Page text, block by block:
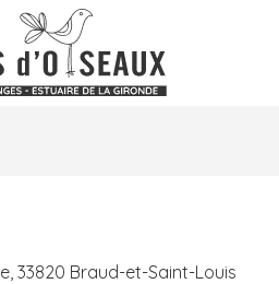
33820 Braud-et-Saint-Louis